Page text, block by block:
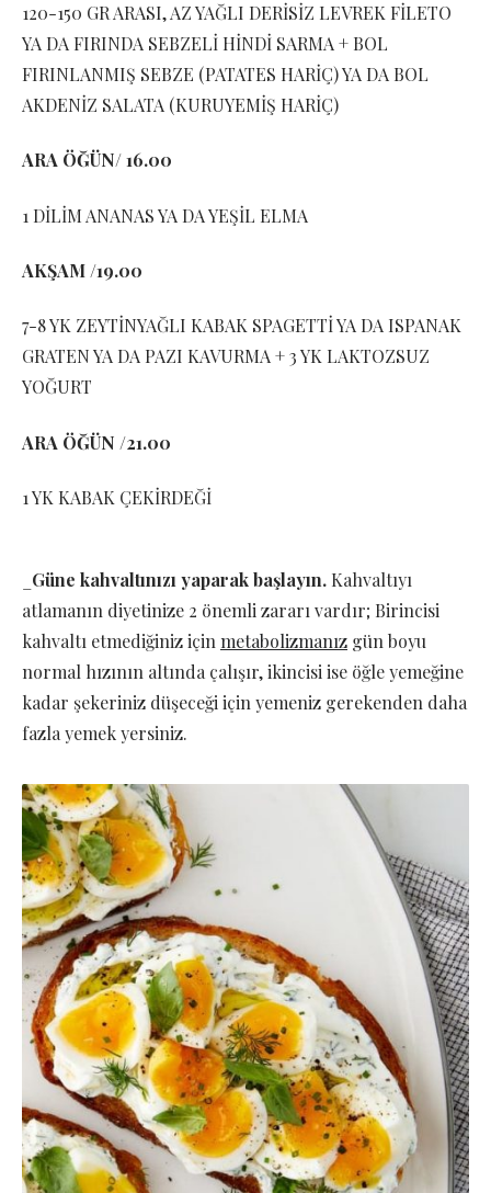
120-150 GR ARASI, AZ YAĞLI DERİSİZ LEVREK FİLETO
YA DA FIRINDA SEBZELİ HİNDİ SARMA + BOL
FIRINLANMIŞ SEBZE (PATATES HARİÇ) YA DA BOL
AKDENİZ SALATA (KURUYEMİŞ HARİÇ)
ARA ÖĞÜN/ 16.00
1 DİLİM ANANAS YA DA YEŞİL ELMA
AKŞAM /19.00
7-8 YK ZEYTİNYAĞLI KABAK SPAGETTİ YA DA ISPANAK
GRATEN YA DA PAZI KAVURMA + 3 YK LAKTOZSUZ
YOĞURT
ARA ÖĞÜN /21.00
1 YK KABAK ÇEKİRDEĞİ
Güne kahvaltınızı yaparak başlayın. Kahvaltıyı
atlamanın diyetinize 2 önemli zararı vardır; Birincisi
kahvaltı etmediğiniz için metabolizmanız gün boyu
normal hızının altında çalışır, ikincisi ise öğle yemeğine
kadar şekeriniz düşeceği için yemeniz gerekenden daha
fazla yemek yersiniz.